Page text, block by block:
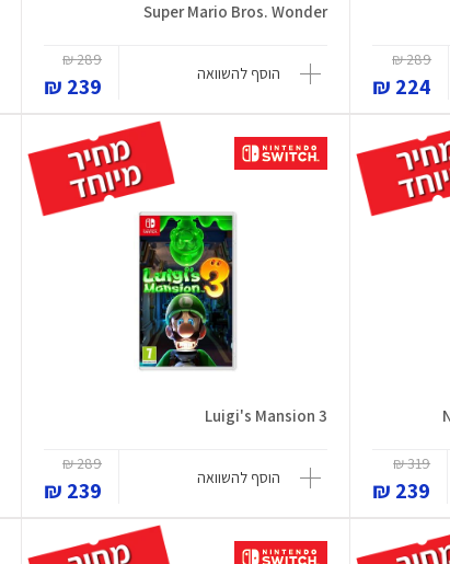
289 ₪
224 ₪
Super Mario Bros. Wonder
הוסף להשוואה
289 ₪
239 ₪
319 ₪
239 ₪
Luigi's Mansion 3
הוסף להשוואה
289 ₪
239 ₪